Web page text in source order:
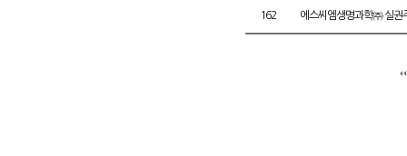
162 에스씨엠생명과학㈜ 실권